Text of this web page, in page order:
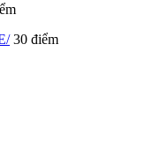
30 điểm